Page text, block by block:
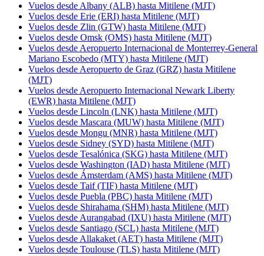
Vuelos desde Albany (ALB) hasta Mitilene (MJT)
Vuelos desde Erie (ERI) hasta Mitilene (MJT)
Vuelos desde Zlin (GTW) hasta Mitilene (MJT)
Vuelos desde Omsk (OMS) hasta Mitilene (MJT)
Vuelos desde Aeropuerto Internacional de Monterrey-General
Mariano Escobedo (MTY) hasta Mitilene (MJT)
Vuelos desde Aeropuerto de Graz (GRZ) hasta Mitilene
(MJT)
Vuelos desde Aeropuerto Internacional Newark Liberty
(EWR) hasta Mitilene (MJT)
Vuelos desde Lincoln (LNK) hasta Mitilene (MJT)
Vuelos desde Mascara (MUW) hasta Mitilene (MJT)
Vuelos desde Mongu (MNR) hasta Mitilene (MJT)
Vuelos desde Sidney (SYD) hasta Mitilene (MJT)
Vuelos desde Tesalónica (SKG) hasta Mitilene (MJT)
Vuelos desde Washington (IAD) hasta Mitilene (MJT)
Vuelos desde Ámsterdam (AMS) hasta Mitilene (MJT)
Vuelos desde Taif (TIF) hasta Mitilene (MJT)
Vuelos desde Puebla (PBC) hasta Mitilene (MJT)
Vuelos desde Shirahama (SHM) hasta Mitilene (MJT)
Vuelos desde Aurangabad (IXU) hasta Mitilene (MJT)
Vuelos desde Santiago (SCL) hasta Mitilene (MJT)
Vuelos desde Allakaket (AET) hasta Mitilene (MJT)
Vuelos desde Toulouse (TLS) hasta Mitilene (MJT)